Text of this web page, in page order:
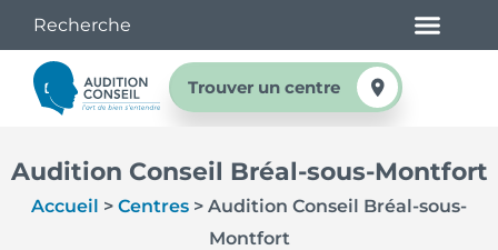
Trouver un centre
Audition Conseil Bréal-sous-Montfort
Accueil > Centres > Audition Conseil Bréal-sous-
Montfort